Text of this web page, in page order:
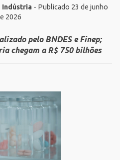
Indústria - Publicado 23 de junho
2026
pelo BNDES e Finep;
chegam a R$ 750 bilhões